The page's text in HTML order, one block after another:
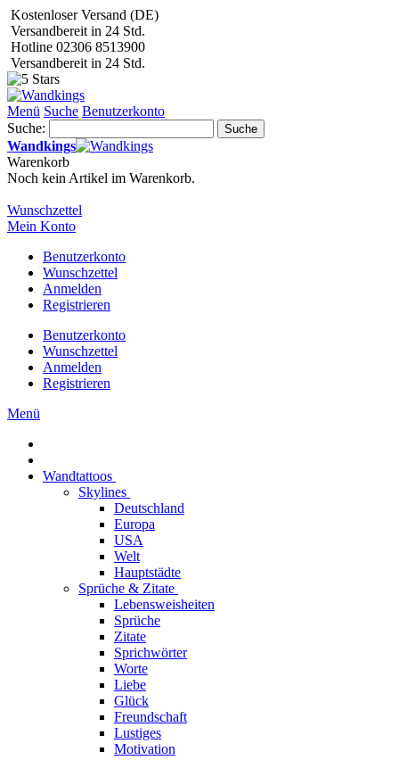
Kostenloser Versand (DE)
Versandbereit in 24 Std.
Hotline 02306 8513900
Versandbereit in 24 Std.
Menü Suche Benutzerkonto
Suche:
Suche
Wandkings
Warenkorb
Noch kein Artikel im Warenkorb.
Wunschzettel
Mein Konto
Benutzerkonto
Wunschzettel
Anmelden
Registrieren
Benutzerkonto
Wunschzettel
Anmelden
Registrieren
Menü
Wandtattoos
Skylines
Deutschland
Europa
USA
Welt
Hauptstädte
Sprüche & Zitate
Lebensweisheiten
Sprüche
Zitate
Sprichwörter
Worte
Liebe
Glück
Freundschaft
Lustiges
Motivation